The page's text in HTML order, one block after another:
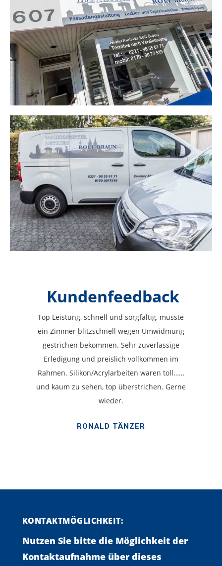
Kundenfeedback
Top Leistung, schnell und sorgfältig, musste
ein Zimmer blitzschnell wegen Umwidmung
gestrichen bekommen. Sehr zuverlässige
Erledigung und preislich vollkommen im
Rahmen. Silikon/Acrylarbeiten waren toll……
und kaum zu sehen, top überstrichen. Gerne
wieder.
RONALD TÄNZER
KONTAKTMÖGLICHKEIT:
Nutzen Sie bitte die Möglichkeit der
Kontaktaufnahme über dieses